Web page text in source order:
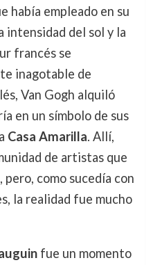
había empleado en su
intensidad del sol y la
francés se
inagotable de
Van Gogh alquiló
en un símbolo de sus
Casa Amarilla. Allí,
de artistas que
como sucedía con
la realidad fue mucho
fue un momento